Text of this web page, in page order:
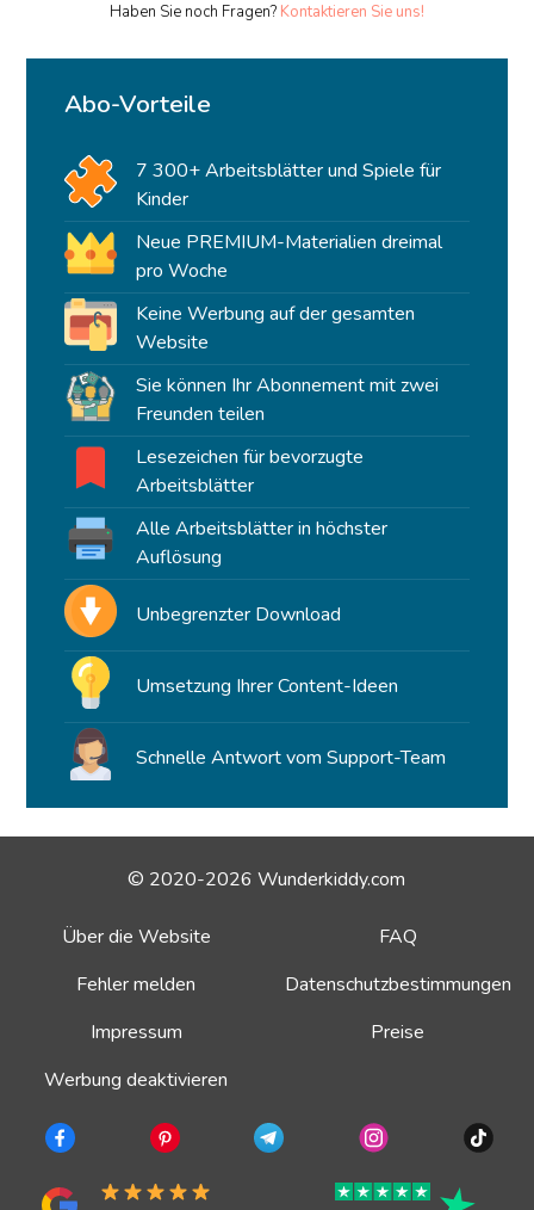
Haben Sie noch Fragen? Kontaktieren Sie uns!
Abo-Vorteile
7 300+ Arbeitsblätter und Spiele für
Kinder
Neue PREMIUM-Materialien dreimal
pro Woche
Keine Werbung auf der gesamten
Website
Sie können Ihr Abonnement mit zwei
Freunden teilen
Lesezeichen für bevorzugte
Arbeitsblätter
Alle Arbeitsblätter in höchster
Auflösung
Unbegrenzter Download
Umsetzung Ihrer Content-Ideen
Schnelle Antwort vom Support-Team
© 2020-2026 Wunderkiddy.com
Über die Website
FAQ
Fehler melden
Datenschutzbestimmungen
Impressum
Preise
Werbung deaktivieren